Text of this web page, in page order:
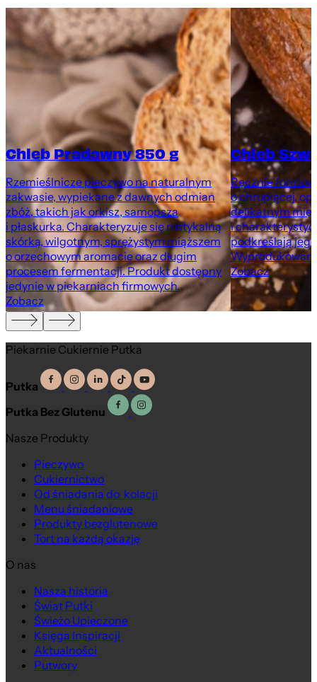
Chleb Pradawny 850 g
Rzemieślnicze pieczywo na naturalnym
zakwasie, wypiekane z dawnych odmian
zbóż, takich jak orkisz, samopsza
i płaskurka. Charakteryzuje się rustykalną
skórką, wilgotnym, sprężystym miąższem
o orzechowym aromacie oraz długim
procesem fermentacji. Produkt dostępny
jedynie w piekarniach firmowych.
Zobacz
Chleb
Ręcznie
o chrupiącej,
delikatnym
i
podkreślają
Zobacz
Piekarnie Cukiernie Putka
Putka
Putka Bez Glutenu
Nasze Produkty
Pieczywo
Cukiernictwo
Od śniadania do kolacji
Menu śniadaniowe
Produkty bezglutenowe
Tort na każdą okazję
O nas
Nasza historia
Świat Putki
Świeżo Upieczone
Księga Inspiracji
Aktualności
Putwory